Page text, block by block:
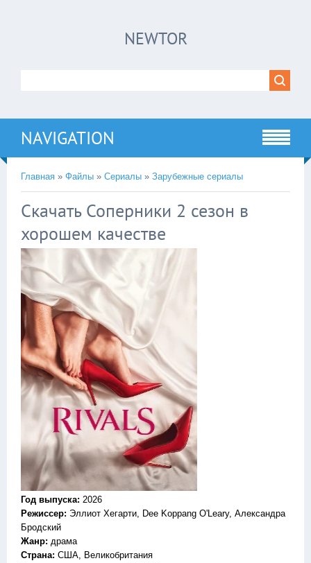
NEWTOR
NAVIGATION
Главная » Файлы » Сериалы » Зарубежные сериалы
Скачать Соперники 2 сезон в
хорошем качестве
Год выпуска: 2026
Режиссер: Эллиот Хегарти, Dee Koppang O'Leary, Александра
Бродский
Жанр: драма
Страна: США, Великобритания
!!!Если Вы с телефона сперва нажмите на